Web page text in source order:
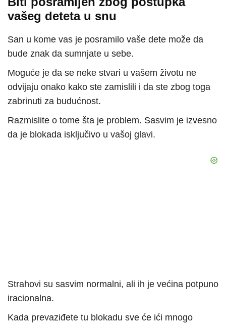
vašeg deteta u snu
San u kome vas je posramilo vaše dete može da
bude znak da sumnjate u sebe.
Moguće je da se neke stvari u vašem životu ne
odvijaju onako kako ste zamislili i da ste zbog toga
zabrinuti za budućnost.
Razmislite o tome šta je problem. Sasvim je izvesno
da je blokada isključivo u vašoj glavi.
Strahovi su sasvim normalni, ali ih je većina potpuno
iracionalna.
Kada prevaziđete tu blokadu sve će ići mnogo